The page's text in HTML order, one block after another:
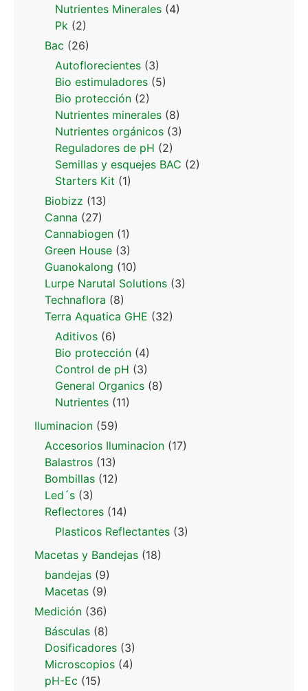
Nutrientes Minerales (4)
Pk (2)
Bac (26)
Autoflorecientes (3)
Bio estimuladores (5)
Bio protección (2)
Nutrientes minerales (8)
Nutrientes orgánicos (3)
Reguladores de pH (2)
Semillas y esquejes BAC (2)
Starters Kit (1)
Biobizz (13)
Canna (27)
Cannabiogen (1)
Green House (3)
Guanokalong (10)
Lurpe Narutal Solutions (3)
Technaflora (8)
Terra Aquatica GHE (32)
Aditivos (6)
Bio protección (4)
Control de pH (3)
General Organics (8)
Nutrientes (11)
Iluminacion (59)
Accesorios Iluminacion (17)
Balastros (13)
Bombillas (12)
Led´s (3)
Reflectores (14)
Plasticos Reflectantes (3)
Macetas y Bandejas (18)
bandejas (9)
Macetas (9)
Medición (36)
Básculas (8)
Dosificadores (3)
Microscopios (4)
pH-Ec (15)